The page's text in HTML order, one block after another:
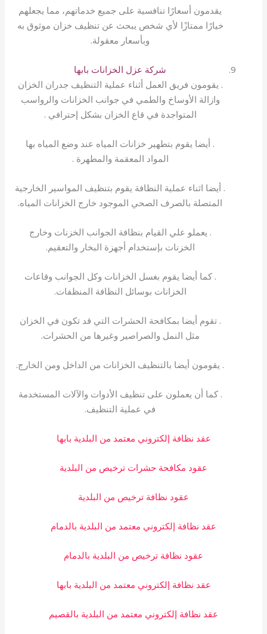
يقدمون أسعارًا تنافسية على جميع خدماتهم، مما يجعلهم
خيارًا ممتازًا لأي شخص يبحث عن تنظيف خزان موثوق به
وبأسعار معقولة.
شركة عزل الخزانات بابها
. يقومون فريق العمل أثناء عملية التنظيف جدران الخزان
وازالة الأوساخ والطمي في جوانب الخزانات والرواسب
المتواجدة في قاع الخزان بشكل إحترافي .
. أيضا يقوم بتطهير خزانات المياه عند وضع المياه بها
المواد المعقمة والمطهرة .
. أيضا اثناء عملية النظافة يقوم بتنظيف المواسير الخارجية
المتصلة بالصرف الصحي الموجود خارج الخزانات المياه.
. يعملو علي القيام بنظافة الجوانب الخزنات وخارج
الخزنات بإستخدام أجهزة البخار والتعقيم.
. كما أيضا يقوم بغسل الخزانات وكل الجوانب وقاعات
الخزانات بوسائل النظافة المنظفات.
. تقوم أيضا بمكافحة الحشرات التي قد تكون في الخزان
مثل النمل والصراصير وغيرها من الحشرات.
. يقومون أيضا بالتنظيف الخزانات من الداخل ومن الخارج.
. كما أن يعملون على تنظيف الأدوات والآلات المستخدمة
في عملية التنظيف.
عقد نظافة إلكتروني معتمد من البلدية بابها
عقود مكافحة حشرات ترخيص من البلدية
عقود نظافة ترخيص من البلدية
عقد نظافة إلكتروني معتمد من البلدية بالدمام
عقود نظافة ترخيص من البلدية بالدمام
عقد نظافة إلكتروني معتمد من البلدية بابها
عقد نظافة إلكتروني معتمد من البلدية بالقصيم